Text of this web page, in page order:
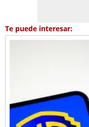
Te puede interesar: